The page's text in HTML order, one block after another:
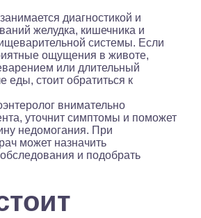
диагностикой и
желудка, кишечника и
системы. Если
ощущения в животе,
или длительный
еды, стоит обратиться к
внимательно
уточнит симптомы и поможет
недомогания. При
может назначить
и подобрать